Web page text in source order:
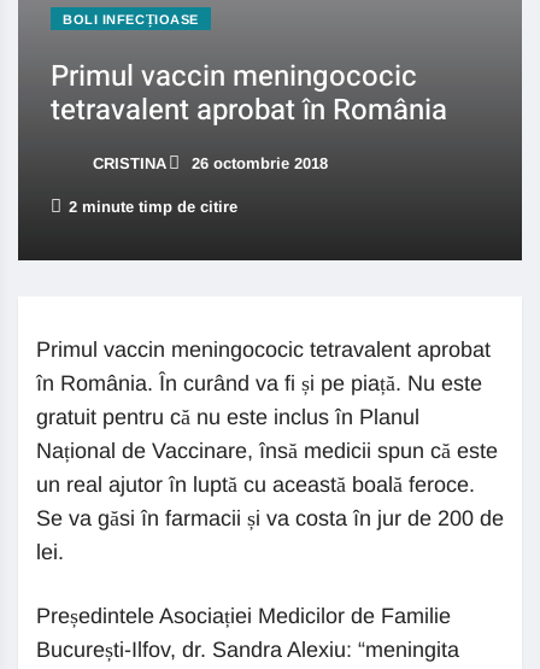
BOLI INFECȚIOASE
Primul vaccin meningococic
tetravalent aprobat în România
CRISTINA 26 octombrie 2018
2 minute timp de citire
Primul vaccin meningococic tetravalent aprobat
în România. În curând va fi și pe piață. Nu este
gratuit pentru că nu este inclus în Planul
Național de Vaccinare, însă medicii spun că este
un real ajutor în luptă cu această boală feroce.
Se va găsi în farmacii și va costa în jur de 200 de
lei.
Președintele Asociației Medicilor de Familie
București-Ilfov, dr. Sandra Alexiu: “meningita